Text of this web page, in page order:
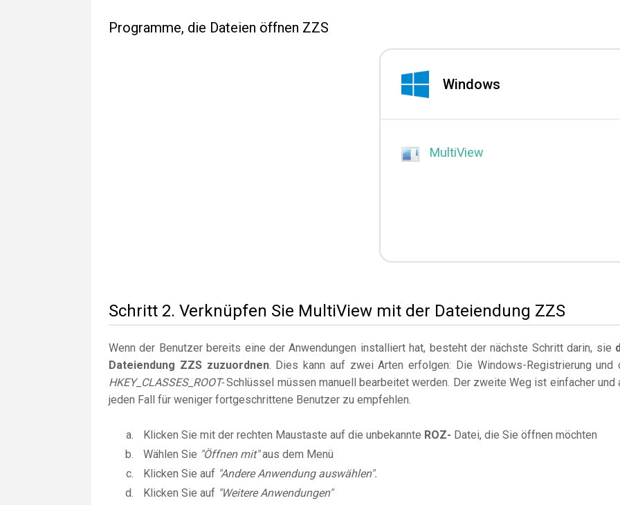
Programme, die Dateien öffnen ZZS
Windows
MultiView
Schritt 2. Verknüpfen Sie MultiView mit der Dateiendung ZZS
Wenn der Benutzer bereits eine der Anwendungen installiert hat, besteht der nächste Schritt darin, sie
Dateiendung ZZS zuzuordnen. Dies kann auf zwei Arten erfolgen: Die Windows-Registrierung und
HKEY_CLASSES_ROOT-Schlüssel müssen manuell bearbeitet werden. Der zweite Weg ist einfacher und
jeden Fall für weniger fortgeschrittene Benutzer zu empfehlen.
Klicken Sie mit der rechten Maustaste auf die unbekannte ROZ- Datei, die Sie öffnen möchten
Wählen Sie "Öffnen mit"aus dem Menü
Klicken Sie auf "Andere Anwendung auswählen".
Klicken Sie auf "Weitere Anwendungen"